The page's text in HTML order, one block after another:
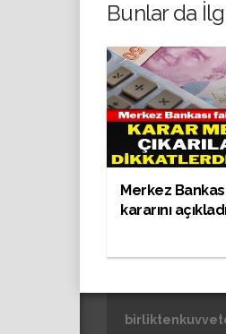
Bunlar da
Merkez
kararını